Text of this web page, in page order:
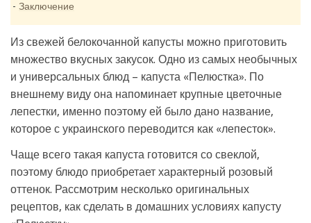
Заключение
Из свежей белокочанной капусты можно приготовить
множество вкусных закусок. Одно из самых необычных
и универсальных блюд – капуста «Пелюстка». По
внешнему виду она напоминает крупные цветочные
лепестки, именно поэтому ей было дано название,
которое с украинского переводится как «лепесток».
Чаще всего такая капуста готовится со свеклой,
поэтому блюдо приобретает характерный розовый
оттенок. Рассмотрим несколько оригинальных
рецептов, как сделать в домашних условиях капусту